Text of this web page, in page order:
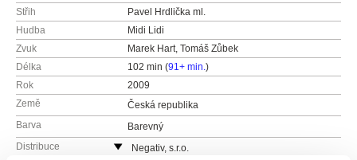
Střih
Pavel Hrdlička ml.
Hudba
Midi Lidi
Zvuk
Marek Hart, Tomáš Zůbek
Délka
102 min (91+ min.)
Rok
2009
Země
Česká republika
Barva
Barevný
Distribuce
Negativ, s.r.o.